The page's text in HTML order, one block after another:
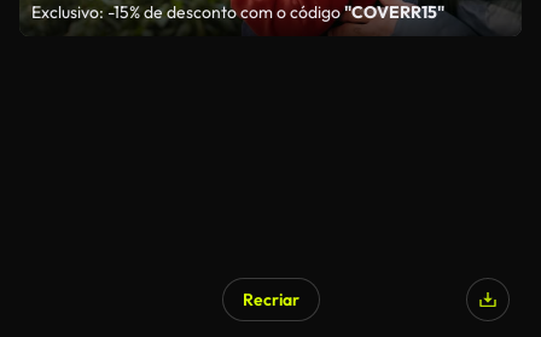
Exclusivo: -15% de desconto com o código"COVERR15"
Recriar